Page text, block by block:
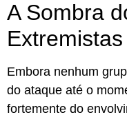
A Sombra
Extremistas
Embora nenhum
do ataque até o
fortemente do